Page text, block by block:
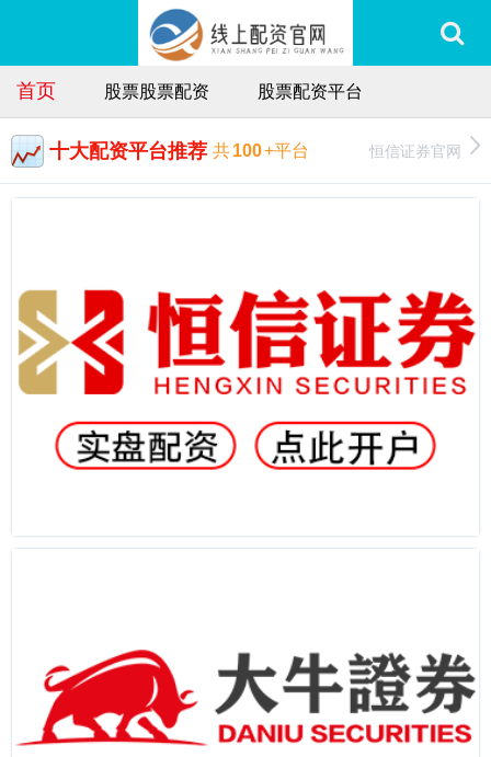
首页 股票股票配资 股票配资平台
十大配资平台推荐 共100+平台 恒信证券官网